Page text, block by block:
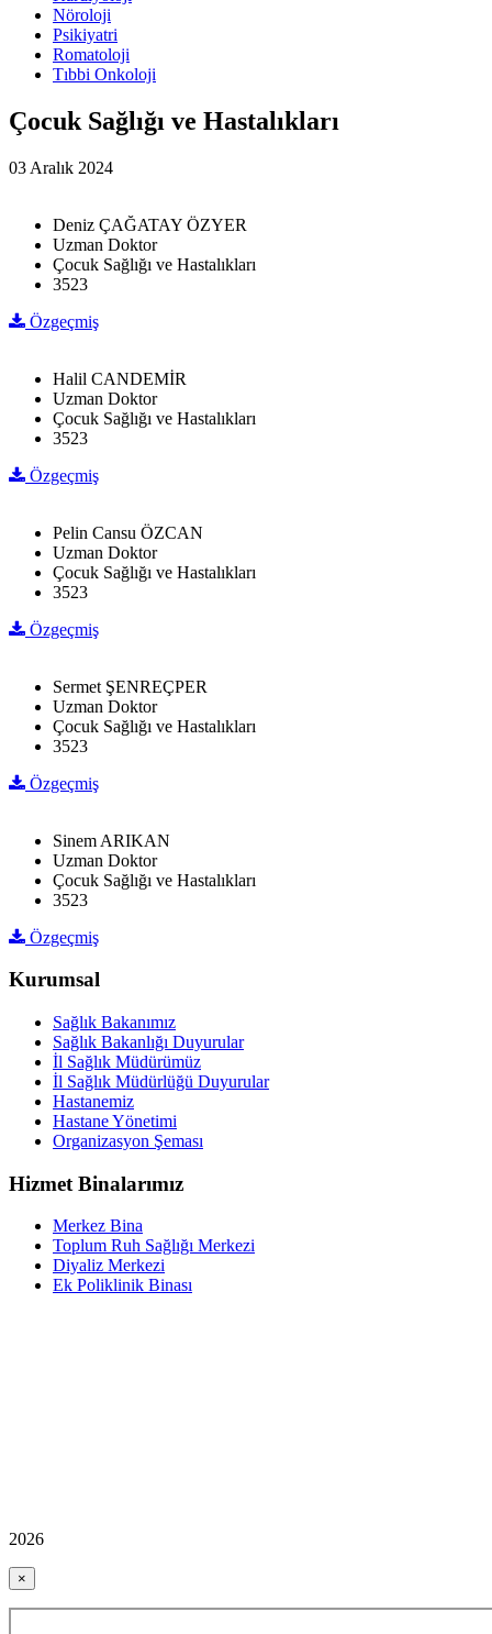
Nöroloji
Psikiyatri
Romatoloji
Tıbbi Onkoloji
Çocuk Sağlığı ve Hastalıkları
03 Aralık 2024
Deniz ÇAĞATAY ÖZYER
Uzman Doktor
Çocuk Sağlığı ve Hastalıkları
3523
Özgeçmiş
Halil CANDEMİR
Uzman Doktor
Çocuk Sağlığı ve Hastalıkları
3523
Özgeçmiş
Pelin Cansu ÖZCAN
Uzman Doktor
Çocuk Sağlığı ve Hastalıkları
3523
Özgeçmiş
Sermet ŞENREÇPER
Uzman Doktor
Çocuk Sağlığı ve Hastalıkları
3523
Özgeçmiş
Sinem ARIKAN
Uzman Doktor
Çocuk Sağlığı ve Hastalıkları
3523
Özgeçmiş
Kurumsal
Sağlık Bakanımız
Sağlık Bakanlığı Duyurular
İl Sağlık Müdürümüz
İl Sağlık Müdürlüğü Duyurular
Hastanemiz
Hastane Yönetimi
Organizasyon Şeması
Hizmet Binalarımız
Merkez Bina
Toplum Ruh Sağlığı Merkezi
Diyaliz Merkezi
Ek Poliklinik Binası
2026
×